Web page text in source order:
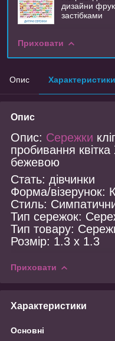
дизайни
застібками
Приховати
Опис Характеристики
Опис
Опис: Сережки
пробивання
бежевою
Стать: дівчинки
Форма/візерунок:
Стиль:
Тип сережок:
Тип товару:
Розмір: 1.3 x 1.3
Приховати
Характеристики
Основні